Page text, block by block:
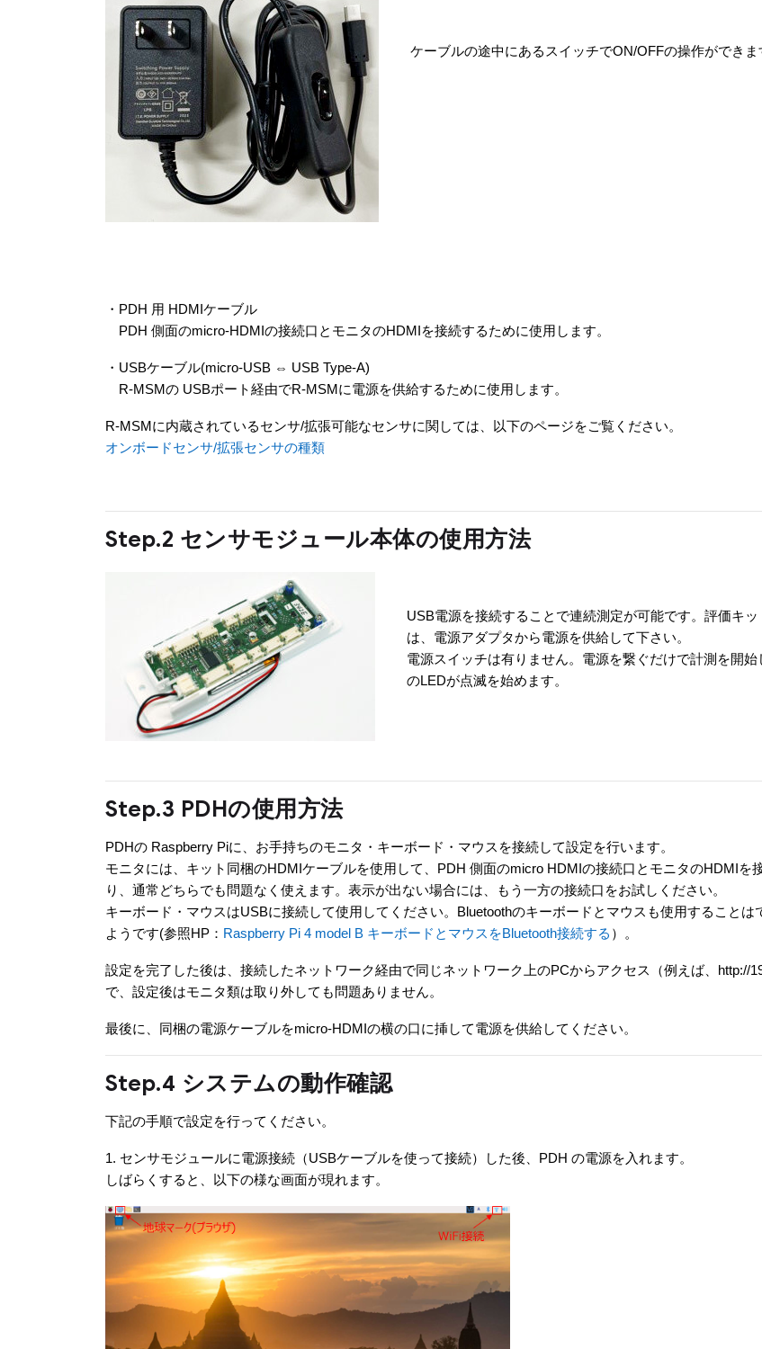
ケーブルの途中にあるスイッチでON/OFFの操作ができま
・PDH 用 HDMIケーブル
PDH 側面のmicro-HDMIの接続口とモニタのHDMIを接続するために使用します。
・USBケーブル(micro-USB ⇔ USB Type-A)
R-MSMの USBポート経由でR-MSMに電源を供給するために使用します。
R-MSMに内蔵されているセンサ/拡張可能なセンサに関しては、以下のページをご覧ください。
オンボードセンサ/拡張センサの種類
Step.2 センサモジュール本体の使用方法
USB電源を接続することで連続測定が可能です。評価キ
は、電源アダプタから電源を供給して下さい。
電源スイッチは有りません。電源を繋ぐだけで計測を開
のLEDが点滅を始めます。
Step.3 PDHの使用方法
PDHの Raspberry Piに、お手持ちのモニタ・キーボード・マウスを接続して設定を行います。
モニタには、キット同梱のHDMIケーブルを使用して、PDH 側面のmicro HDMIの接続口とモニタのHDMI
り、通常どちらでも問題なく使えます。表示が出ない場合には、もう一方の接続口をお試しください。
キーボード・マウスはUSBに接続して使用してください。Bluetoothのキーボードとマウスも使用すること
ようです(参照HP： Raspberry Pi 4 model B キーボードとマウスをBluetooth接続する ）。
設定を完了した後は、接続したネットワーク経由で同じネットワーク上のPCからアクセス（例えば、http://
で、設定後はモニタ類は取り外しても問題ありません。
最後に、同梱の電源ケーブルをmicro-HDMIの横の口に挿して電源を供給してください。
Step.4 システムの動作確認
下記の手順で設定を行ってください。
1. センサモジュールに電源接続（USBケーブルを使って接続）した後、PDH の電源を入れます。
しばらくすると、以下の様な画面が現れます。